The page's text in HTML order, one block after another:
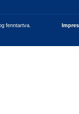
fenntartva.